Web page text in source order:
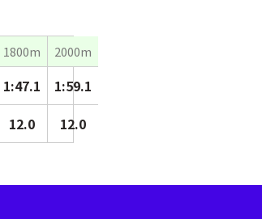
1800m 2000m
1:47.1
1:59.1
12.0
12.0